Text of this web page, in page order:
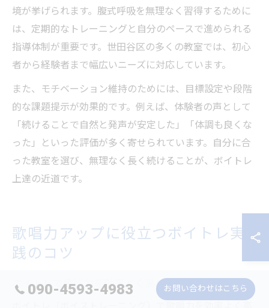
境が挙げられます。腹式呼吸を無理なく習得するために
は、定期的なトレーニングと自分のペースで進められる
指導体制が重要です。世田谷区の多くの教室では、初心
者から経験者まで幅広いニーズに対応しています。
また、モチベーション維持のためには、目標設定や段階
的な課題提示が効果的です。例えば、体験者の声として
「続けることで自然と発声が安定した」「体調も良くな
った」といった評価が多く寄せられています。自分に合
った教室を選び、無理なく長く続けることが、ボイトレ
上達の近道です。
歌唱力アップに役立つボイトレ実
践のコツ
ボイトレで歌唱力を効率よく高める方法
090-4593-4983 お問い合わせはこちら